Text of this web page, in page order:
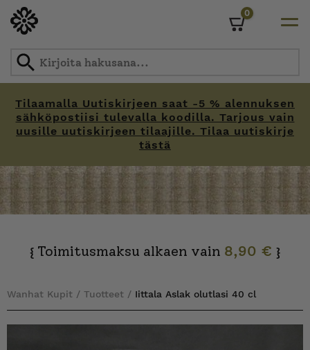
Tilaamalla Uutiskirjeen saat -5 % alennuksen
sähköpostiisi tulevalla koodilla. Tarjous vain
uusille uutiskirjeen tilaajille. Tilaa uutiskirje
tästä
0
{ Toimitusmaksu alkaen vain 8,90 € }
Wanhat Kupit / Tuotteet / Iittala Aslak olutlasi 40 cl